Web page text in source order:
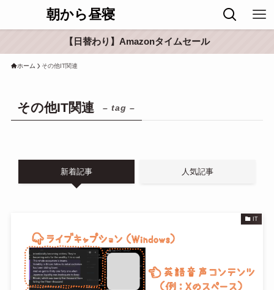
朝から昼寝
【日替わり】Amazonタイムセール
ホーム その他IT関連
その他IT関連 – tag –
新着記事 人気記事
IT